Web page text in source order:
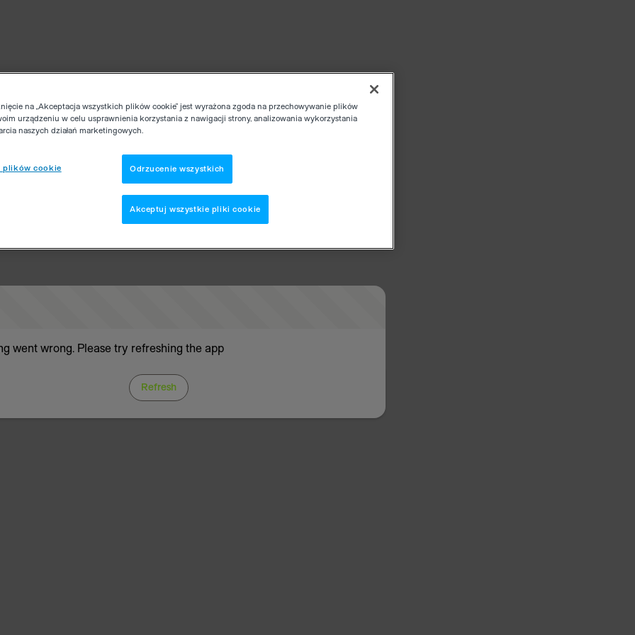
went wrong. Please try refreshing the app
Refresh
na „Akceptacja wszystkich plików cookie” jest wyrażona zgoda na przechowywanie plików
urządzeniu w celu usprawnienia korzystania z nawigacji strony, analizowania wykorzystania
naszych działań marketingowych.
plików cookie Odrzucenie wszystkich
Akceptuj wszystkie pliki cookie